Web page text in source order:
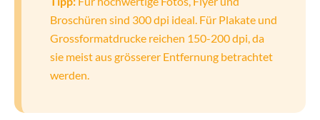
Broschüren sind 300 dpi ideal. Für Plakate und
Grossformatdrucke reichen 150-200 dpi, da
sie meist aus grösserer Entfernung betrachtet
werden.